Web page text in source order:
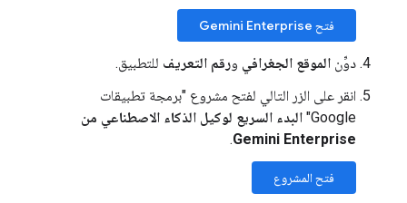
فتح Gemini Enterprise
دوِّن الموقع الجغرافي ورقم التعريف للتطبيق.
انقر على الزر التالي لفتح مشروع "برمجة تطبيقات
Google" البدء السريع لوكيل الذكاء الاصطناعي من
Gemini Enterprise
.
فتح المشروع